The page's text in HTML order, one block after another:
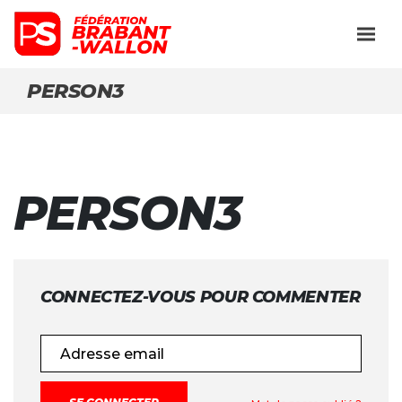
PERSON3
PERSON3
CONNECTEZ-VOUS POUR COMMENTER
Adresse email